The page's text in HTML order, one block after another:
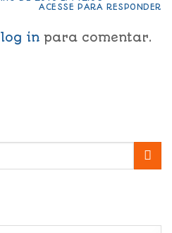
ACESSE PARA RESPONDER
log in para comentar.